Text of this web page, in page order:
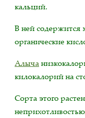
кальций.
В ней содержится
органические
Алыча
килокалорий на
Сорта этого